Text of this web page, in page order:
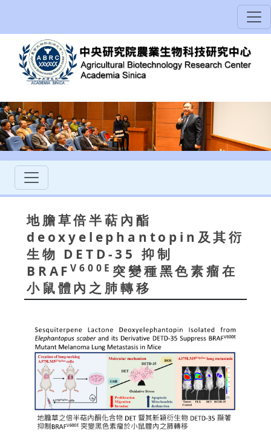
地膽草倍半萜內酯
deoxyelephantopin及其衍
生物 DETD-35 抑制
BRAFV600E 突變種黑色素瘤在
小鼠體內之肺轉移